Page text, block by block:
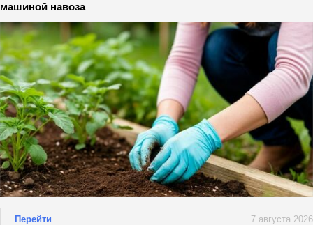
машиной навоза
Перейти 7 августа 2026